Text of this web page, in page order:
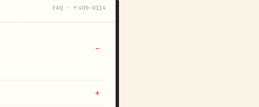
FAQ · 〒400-0114